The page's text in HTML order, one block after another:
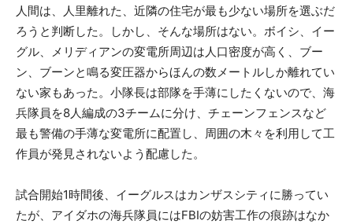
人間は、人里離れた、近隣の住宅が最も少ない場所を選ぶだ
ろうと判断した。しかし、そんな場所はない。ボイシ、イー
グル、メリディアンの変電所周辺は人口密度が高く、ブー
ン、ブーンと鳴る変圧器からほんの数メートルしか離れてい
ない家もあった。小隊長は部隊を手薄にしたくないので、海
兵隊員を8人編成の3チームに分け、チェーンフェンスなど
最も警備の手薄な変電所に配置し、周囲の木々を利用して工
作員が発見されないよう配慮した。
試合開始1時間後、イーグルスはカンザスシティに勝ってい
たが、アイダホの海兵隊員にはFBIの妨害工作の痕跡はなか